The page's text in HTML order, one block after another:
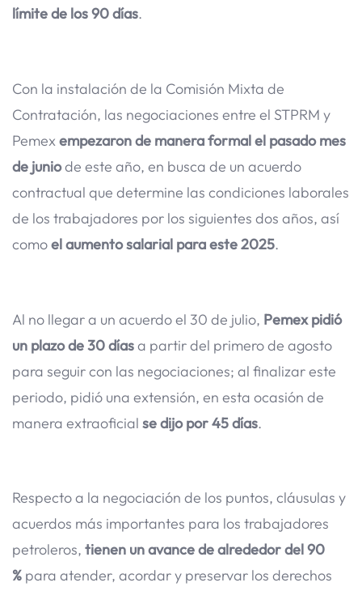
límite de los 90 días.
Con la instalación de la Comisión Mixta de
Contratación, las negociaciones entre el STPRM y
Pemexempezaron de manera formal el pasado mes
de juniode este año, en busca de un acuerdo
contractual que determine las condiciones laborales
de los trabajadores por los siguientes dos años, así
comoel aumento salarial para este 2025.
Al no llegar a un acuerdo el 30 de julio, Pemex pidió
un plazo de 30 díasa partir del primero de agosto
para seguir con las negociaciones; al finalizar este
periodo, pidió una extensión, en esta ocasión de
manera extraoficial se dijo por 45 días.
Respecto a la negociación de los puntos, cláusulas y
acuerdos más importantes para los trabajadores
petroleros, tienen un avance de alrededor del 90
% para atender, acordar y preservar los derechos